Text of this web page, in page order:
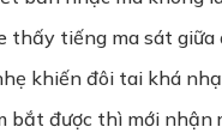
thấy tiếng ma sát giữa
khiến đôi tai khá
bắt được thì mới nhận